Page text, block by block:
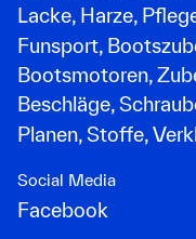
Lacke, Harze,
Funsport,
Bootsmotoren,
Beschläge,
Planen, Stoffe,
Social Media
Facebook